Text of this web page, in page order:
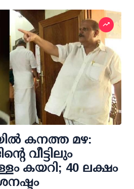
കനത്ത മഴ:
വീട്ടിലും
കയറി; 40 ലക്ഷം